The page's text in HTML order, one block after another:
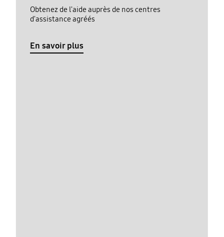
Obtenez de l'aide auprès de nos centres
d'assistance agréés
En savoir plus